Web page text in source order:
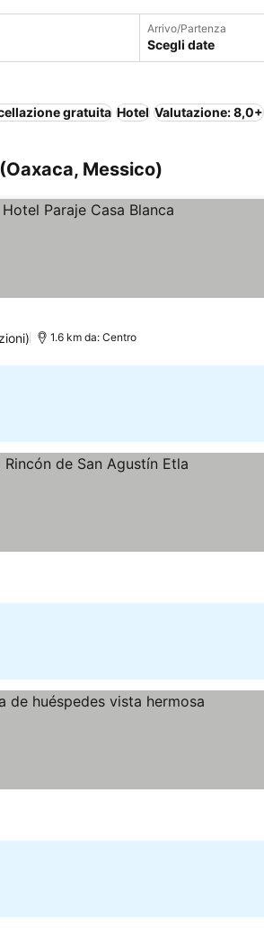
Arrivo/Partenza
Scegli date
gratuita Hotel Valutazione: 8,0+
Messico)
1.6 km da: Centro